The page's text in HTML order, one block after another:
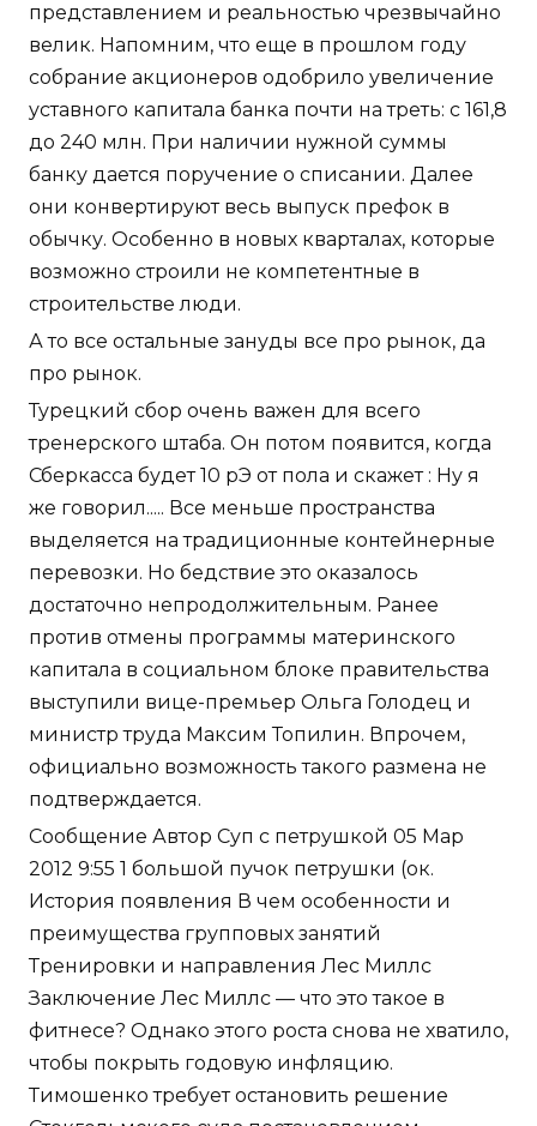
представлением и реальностью чрезвычайно
велик. Напомним, что еще в прошлом году
собрание акционеров одобрило увеличение
уставного капитала банка почти на треть: с 161,8
до 240 млн. При наличии нужной суммы
банку дается поручение о списании. Далее
они конвертируют весь выпуск префок в
обычку. Особенно в новых кварталах, которые
возможно строили не компетентные в
строительстве люди.
А то все остальные зануды все про рынок, да
про рынок.
Турецкий сбор очень важен для всего
тренерского штаба. Он потом появится, когда
Сберкасса будет 10 рЭ от пола и скажет : Ну я
же говорил..... Все меньше пространства
выделяется на традиционные контейнерные
перевозки. Но бедствие это оказалось
достаточно непродолжительным. Ранее
против отмены программы материнского
капитала в социальном блоке правительства
выступили вице-премьер Ольга Голодец и
министр труда Максим Топилин. Впрочем,
официально возможность такого размена не
подтверждается.
Сообщение Автор Суп с петрушкой 05 Мар
2012 9:55 1 большой пучок петрушки (ок.
История появления В чем особенности и
преимущества групповых занятий
Тренировки и направления Лес Миллс
Заключение Лес Миллс — что это такое в
фитнесе? Однако этого роста снова не хватило,
чтобы покрыть годовую инфляцию.
Тимошенко требует остановить решение